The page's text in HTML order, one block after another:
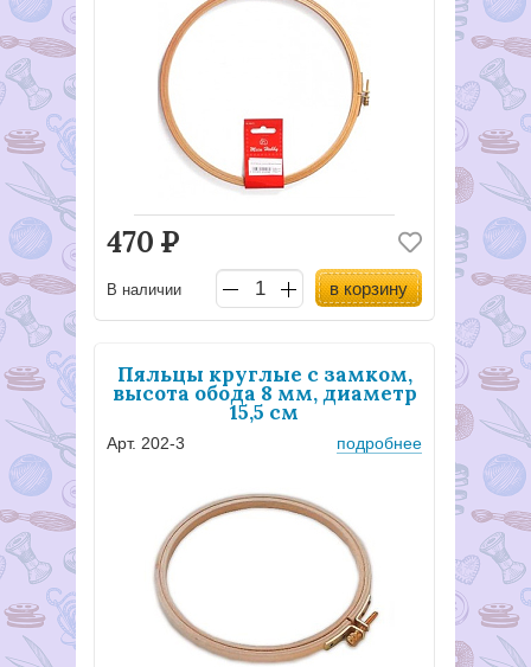
470 Р
В наличии в корзину
Пяльцы круглые с замком,
высота обода 8 мм, диаметр
15,5 см
Арт. 202-3 подробнее